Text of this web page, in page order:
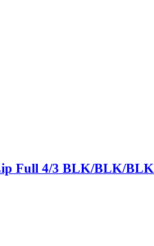
Full 4/3 BLK/BLK/BLK